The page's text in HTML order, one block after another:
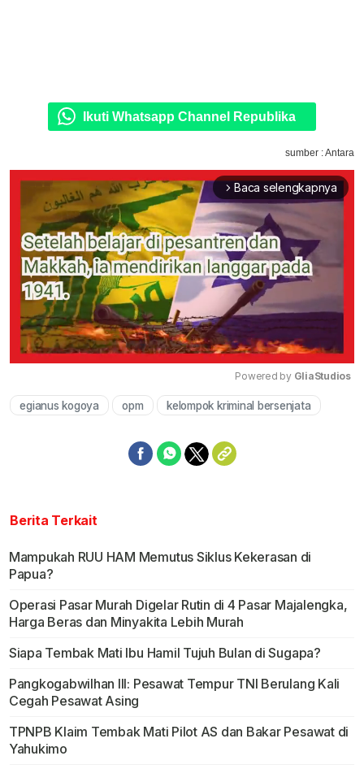
Ikuti Whatsapp Channel Republika
sumber : Antara
arrow_forward_ios Baca selengkapnya
Mute
Powered by GliaStudios
egianus kogoya opm kelompok kriminal bersenjata
Berita Terkait
Mampukah RUU HAM Memutus Siklus Kekerasan di
Papua?
Operasi Pasar Murah Digelar Rutin di 4 Pasar Majalengka,
Harga Beras dan Minyakita Lebih Murah
Siapa Tembak Mati Ibu Hamil Tujuh Bulan di Sugapa?
Pangkogabwilhan III: Pesawat Tempur TNI Berulang Kali
Cegah Pesawat Asing
TPNPB Klaim Tembak Mati Pilot AS dan Bakar Pesawat di
Yahukimo